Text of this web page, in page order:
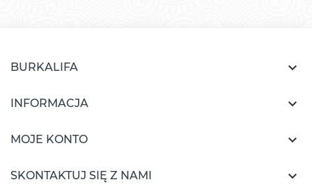
BURKALIFA 
INFORMACJA 
MOJE KONTO 
SKONTAKTUJ SIĘ Z NAMI 